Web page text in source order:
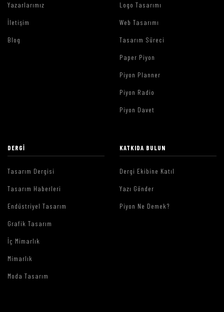
Yazarlarımız
İletişim
Blog
Logo Tasarımı
Web Tasarımı
Tasarım Süreci
Paper Piyon
Piyon Planner
Piyon Radio
Piyon Davet
DERGI
Tasarım Dergisi
Tasarım Haberleri
Endüstriyel Tasarım
Grafik Tasarım
İç Mimarlık
Mimarlık
Moda Tasarım
KATKIDA BULUN
Dergi Ekibine Katıl
Yazı Gönder
Piyon Ne Demek?